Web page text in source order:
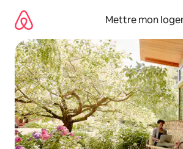
directement
contenu
Mettre mon